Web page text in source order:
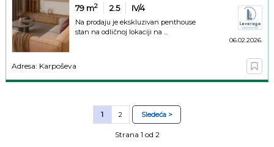
79 m2 2.5 IV/4
Na prodaju je ekskluzivan penthouse
stan na odličnoj lokaciji na ...
06.02.2026.
Adresa: Karpoševa
1 2 Sledeća >
Strana 1 od 2